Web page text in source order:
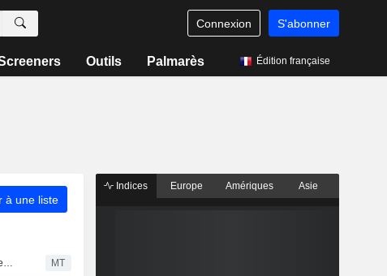
Connexion S'abonner
Outils Palmarès Édition française
à une liste
Le S&P 500 progresse sur la semaine, porté par l'envolée des géants de la technologie MT
Indices Europe Amériques Asie